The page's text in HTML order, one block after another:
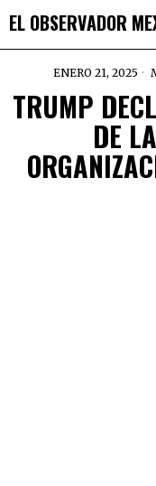
EL OBSERVADOR
ENERO 21, 2025
TRUMP
DE